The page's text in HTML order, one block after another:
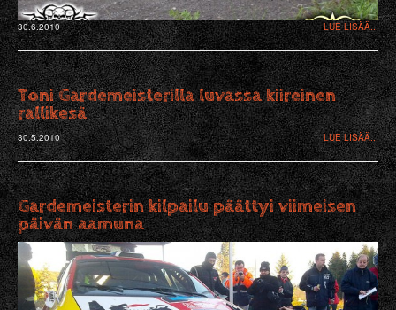
30.6.2010 LUE LISÄÄ...
Toni Gardemeisterilla luvassa kiireinen
rallikesä
30.5.2010 LUE LISÄÄ...
Gardemeisterin kilpailu päättyi viimeisen
päivän aamuna